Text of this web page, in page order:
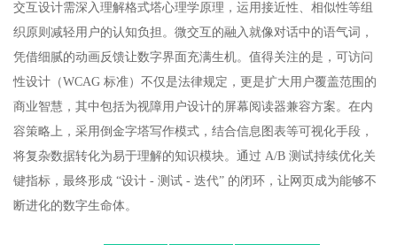
交互设计需深入理解格式塔心理学原理，运用接近性、相似性等组
织原则减轻用户的认知负担。微交互的融入就像对话中的语气词，
凭借细腻的动画反馈让数字界面充满生机。值得关注的是，可访问
性设计（WCAG 标准）不仅是法律规定，更是扩大用户覆盖范围的
商业智慧，其中包括为视障用户设计的屏幕阅读器兼容方案。在内
容策略上，采用倒金字塔写作模式，结合信息图表等可视化手段，
将复杂数据转化为易于理解的知识模块。通过 A/B 测试持续优化关
键指标，最终形成 “设计 - 测试 - 迭代” 的闭环，让网页成为能够不
断进化的数字生命体。​